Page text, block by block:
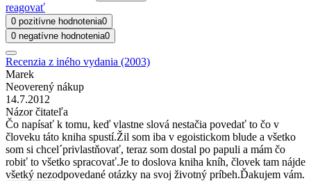
reagovať
0 pozitívne hodnotenia0
0 negatívne hodnotenia0
Recenzia z iného vydania (2003)
Marek
Neoverený nákup
14.7.2012
Názor čitateľa
Čo napísať k tomu, keď vlastne slová nestačia povedať to čo v
človeku táto kniha spustí.Žil som iba v egoistickom blude a všetko
som si chcel´privlastňovať, teraz som dostal po papuli a mám čo
robiť to všetko spracovať.Je to doslova kniha kníh, človek tam nájde
všetký nezodpovedané otázky na svoj životný príbeh.Ďakujem vám.